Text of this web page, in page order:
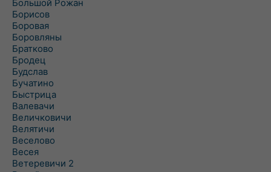
Большой Рожан
Борисов
Боровая
Боровляны
Братково
Бродец
Будслав
Бучатино
Быстрица
Валевачи
Величковичи
Велятичи
Веселово
Весея
Ветеревичи 2